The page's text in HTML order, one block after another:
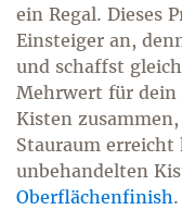
ein Regal. Dieses
Einsteiger an,
und schaffst
Mehrwert für dein
Kisten
Stauraum erreicht
unbehandelten
Oberflächenfinish